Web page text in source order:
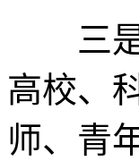
三是
高校、
师、青